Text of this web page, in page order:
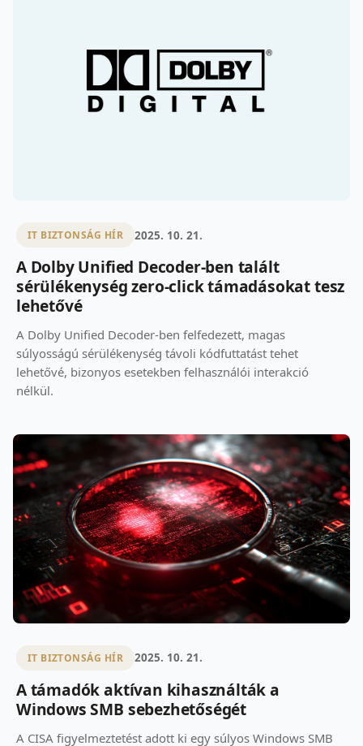
IT BIZTONSÁG HÍR 2025. 10. 21.
A Dolby Unified Decoder-ben talált
sérülékenység zero-click támadásokat tesz
lehetővé
A Dolby Unified Decoder-ben felfedezett, magas
súlyosságú sérülékenység távoli kódfuttatást tehet
lehetővé, bizonyos esetekben felhasználói interakció
nélkül.
IT BIZTONSÁG HÍR 2025. 10. 21.
A támadók aktívan kihasználták a
Windows SMB sebezhetőségét
A CISA figyelmeztetést adott ki egy súlyos Windows SMB